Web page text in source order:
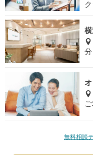
分
無料相談